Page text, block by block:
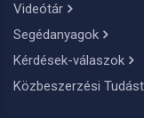
Videótár
Segédanyagok
Kérdések-válaszok
Közbeszerzési